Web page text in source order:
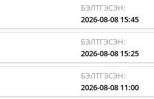
БЭЛТГЭСЭН:
2026-08-08 15:45
БЭЛТГЭСЭН:
2026-08-08 15:25
БЭЛТГЭСЭН:
2026-08-08 11:00